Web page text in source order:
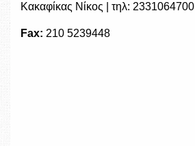
Κακαφίκας Νίκος | τηλ: 2331064700
Fax: 210 5239448